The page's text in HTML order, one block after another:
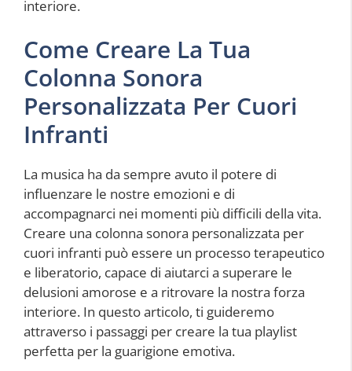
interiore.
Come Creare La Tua
Colonna Sonora
Personalizzata Per Cuori
Infranti
La musica ha da sempre avuto il potere di
influenzare le nostre emozioni e di
accompagnarci nei momenti più difficili della vita.
Creare una colonna sonora personalizzata per
cuori infranti può essere un processo terapeutico
e liberatorio, capace di aiutarci a superare le
delusioni amorose e a ritrovare la nostra forza
interiore. In questo articolo, ti guideremo
attraverso i passaggi per creare la tua playlist
perfetta per la guarigione emotiva.